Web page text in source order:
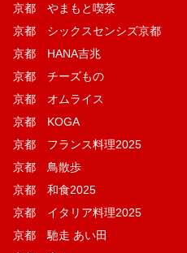
京都 やまもと喫茶
京都 シックスセンシズ京都
京都 HANA吉兆
京都 チーズもの
京都 オムライス
京都 KOGA
京都 フランス料理2025
京都 鳥散歩
京都 和食2025
京都 イタリア料理2025
京都 馳走 あい田